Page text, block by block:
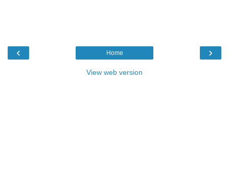
‹ ›
Home
View web version